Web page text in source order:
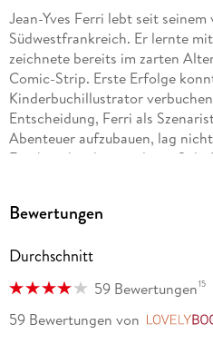
Jean-Yves Ferri lebt seit
Südwestfrankreich. Er lernte
zeichnete bereits im zarten
Comic-Strip. Erste Erfolge
Kinderbuchillustrator
Entscheidung, Ferri als
Abenteuer aufzubauen, lag
Frankreich sehr populären Solo-
geboren. Seine ersten Cartoons
Magazin Spirou . Seitdem hat
Serien angenommen und gilt
Comic-Zeichner aus
Bewertungen
Durchschnitt
59 Bewertungen15
59 Bewertungen von